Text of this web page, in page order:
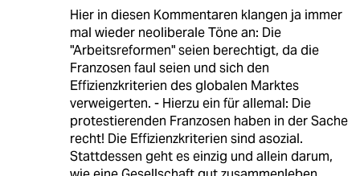
Hier in diesen Kommentaren klangen ja immer
mal wieder neoliberale Töne an: Die
"Arbeitsreformen" seien berechtigt, da die
Franzosen faul seien und sich den
Effizienzkriterien des globalen Marktes
verweigerten. - Hierzu ein für allemal: Die
protestierenden Franzosen haben in der Sache
recht! Die Effizienzkriterien sind asozial.
Stattdessen geht es einzig und allein darum,